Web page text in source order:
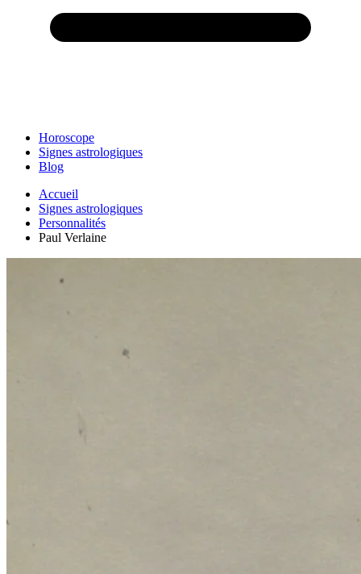
Horoscope
Signes astrologiques
Blog
Accueil
Signes astrologiques
Personnalités
Paul Verlaine